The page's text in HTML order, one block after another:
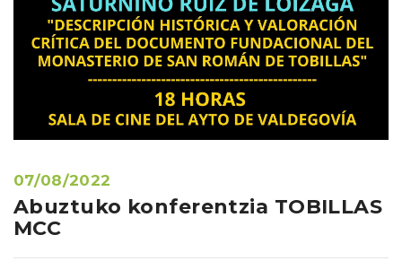
07/08/2022
Abuztuko konferentzia TOBILLAS
MCC